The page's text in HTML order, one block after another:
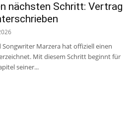
nächsten Schritt: Vertrag
Songwriter Marzera hat offiziell einen
Mit diesem Schritt beginnt für
seiner...